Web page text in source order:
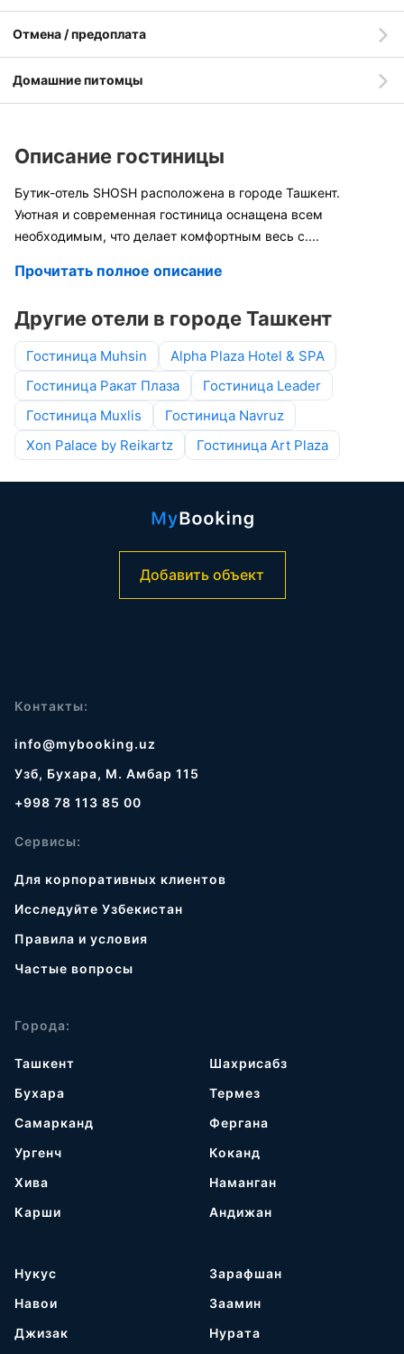
Отмена / предоплата
Домашние питомцы
Описание гостиницы
Бутик-отель SHOSH расположена в городе Ташкент.
Уютная и современная гостиница оснащена всем
необходимым, что делает комфортным весь с....
Прочитать полное описание
Другие отели в городе Ташкент
Гостиница Muhsin
Alpha Plaza Hotel & SPA
Гостиница Ракат Плаза
Гостиница Leader
Гостиница Muxlis
Гостиница Navruz
Xon Palace by Reikartz
Гостиница Art Plaza
Добавить объект
Контакты:
info@mybooking.uz
Узб, Бухара, М. Амбар 115
+998 78 113 85 00
Сервисы:
Для корпоративных клиентов
Исследуйте Узбекистан
Правила и условия
Частые вопросы
Города:
Ташкент
Бухара
Самарканд
Ургенч
Хива
Карши
Шахрисабз
Термез
Фергана
Коканд
Наманган
Андижан
Нукус
Навои
Джизак
Зарафшан
Заамин
Нурата